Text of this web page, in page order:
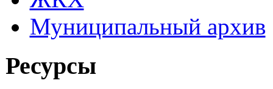
Муниципальный архив
Ресурсы